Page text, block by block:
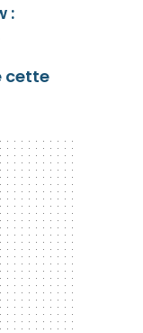
:
cette